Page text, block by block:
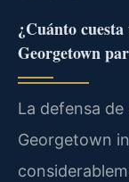
¿Cuánto
Georgetown
La defensa
Georgetown